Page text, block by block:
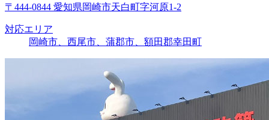
〒444-0844 愛知県岡崎市天白町字河原1-2
対応エリア
岡崎市、西尾市、蒲郡市、額田郡幸田町